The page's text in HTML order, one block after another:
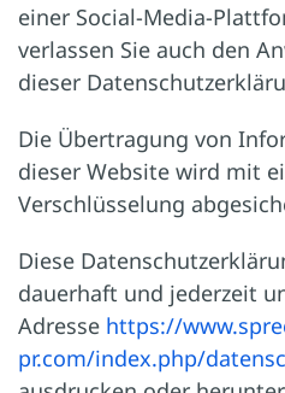
einer Social-Media-
verlassen Sie auch den
dieser
Die Übertragung von
dieser Website wird mit
Verschlüsselung
Diese
dauerhaft und jederzeit
Adresse https://
pr.com/index.php/